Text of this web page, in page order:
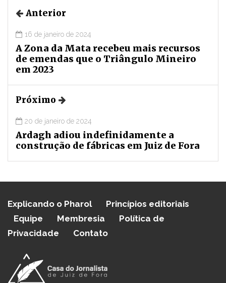
Anterior
16 de janeiro de 2024
A Zona da Mata recebeu mais recursos
de emendas que o Triângulo Mineiro
em 2023
Próximo
20 de janeiro de 2024
Ardagh adiou indefinidamente a
construção de fábricas em Juiz de Fora
Explicando o Pharol
Princípios editoriais
Equipe
Membresia
Política de
Privacidade
Contato